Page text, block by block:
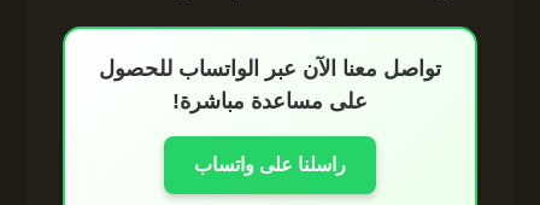
تواصل معنا الآن عبر الواتساب للحصول
على مساعدة مباشرة!
راسلنا على واتساب